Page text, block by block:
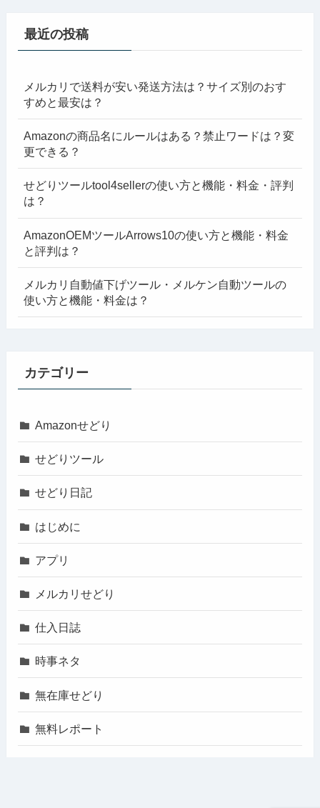
最近の投稿
メルカリで送料が安い発送方法は？サイズ別のおす
すめと最安は？
Amazonの商品名にルールはある？禁止ワードは？変
更できる？
せどりツールtool4sellerの使い方と機能・料金・評判
は？
AmazonOEMツールArrows10の使い方と機能・料金
と評判は？
メルカリ自動値下げツール・メルケン自動ツールの
使い方と機能・料金は？
カテゴリー
Amazonせどり
せどりツール
せどり日記
はじめに
アプリ
メルカリせどり
仕入日誌
時事ネタ
無在庫せどり
無料レポート